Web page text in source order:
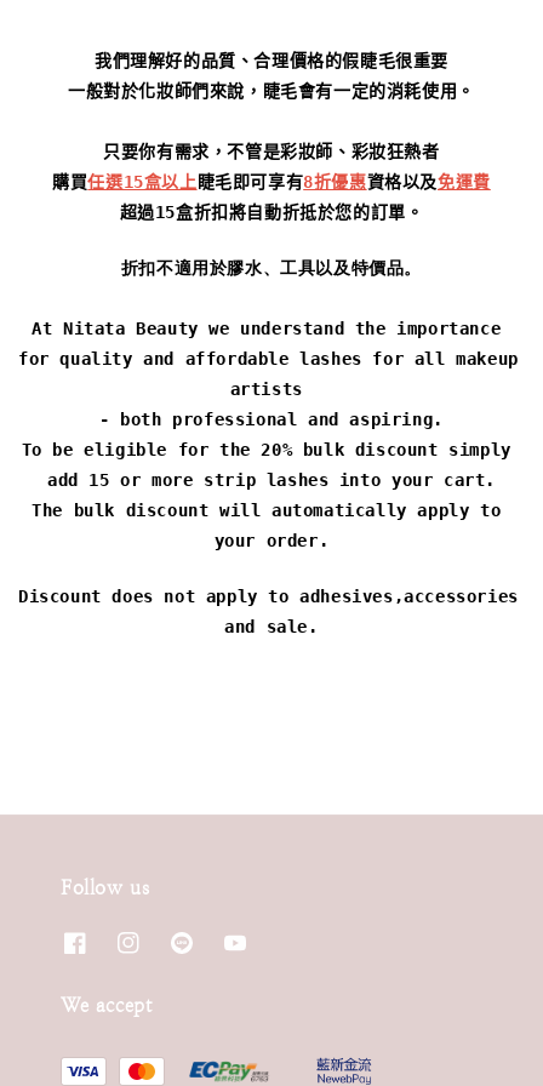
我們理解好的品質、合理價格的假睫毛很重要
一般對於化妝師們來說，睫毛會有一定的消耗使用。
只要你有需求，不管是彩妝師、彩妝狂熱者
購買任選15盒以上睫毛即可享有8折優惠資格以及免運費
超過15盒折扣將自動折抵於您的訂單。
折扣不適用於膠水、工具以及特價品。
At Nitata Beauty we understand the importance
for quality and affordable lashes for all makeup
artists
- both professional and aspiring.
add 15 or more strip lashes into your cart.
The bulk discount will automatically apply to
your order.
Discount does not apply to adhesives,accessories
and sale.
Follow us
We accept